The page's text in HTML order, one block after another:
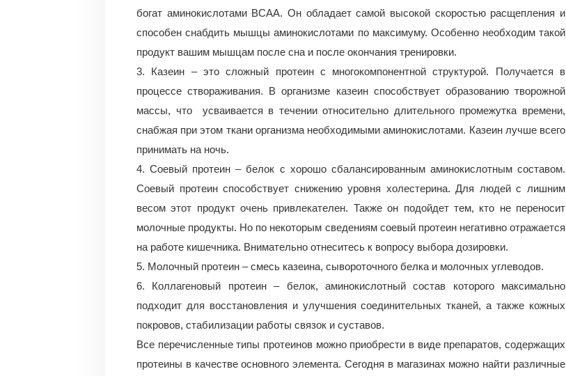
богат аминокислотами BCAA. Он обладает самой высокой скоростью расщепления и
способен снабдить мышцы аминокислотами по максимуму. Особенно необходим такой
продукт вашим мышцам после сна и после окончания тренировки.
3. Казеин – это сложный протеин с многокомпонентной структурой. Получается в
процессе створаживания. В организме казеин способствует образованию творожной
массы, что усваивается в течении относительно длительного промежутка времени,
снабжая при этом ткани организма необходимыми аминокислотами. Казеин лучше всего
принимать на ночь.
4. Соевый протеин – белок с хорошо сбалансированным аминокислотным составом.
Соевый протеин способствует снижению уровня холестерина. Для людей с лишним
весом этот продукт очень привлекателен. Также он подойдет тем, кто не переносит
молочные продукты. Но по некоторым сведениям соевый протеин негативно отражается
на работе кишечника. Внимательно отнеситесь к вопросу выбора дозировки.
5. Молочный протеин – смесь казеина, сывороточного белка и молочных углеводов.
6. Коллагеновый протеин – белок, аминокислотный состав которого максимально
подходит для восстановления и улучшения соединительных тканей, а также кожных
покровов, стабилизации работы связок и суставов.
Все перечисленные типы протеинов можно приобрести в виде препаратов, содержащих
протеины в качестве основного элемента. Сегодня в магазинах можно найти различные